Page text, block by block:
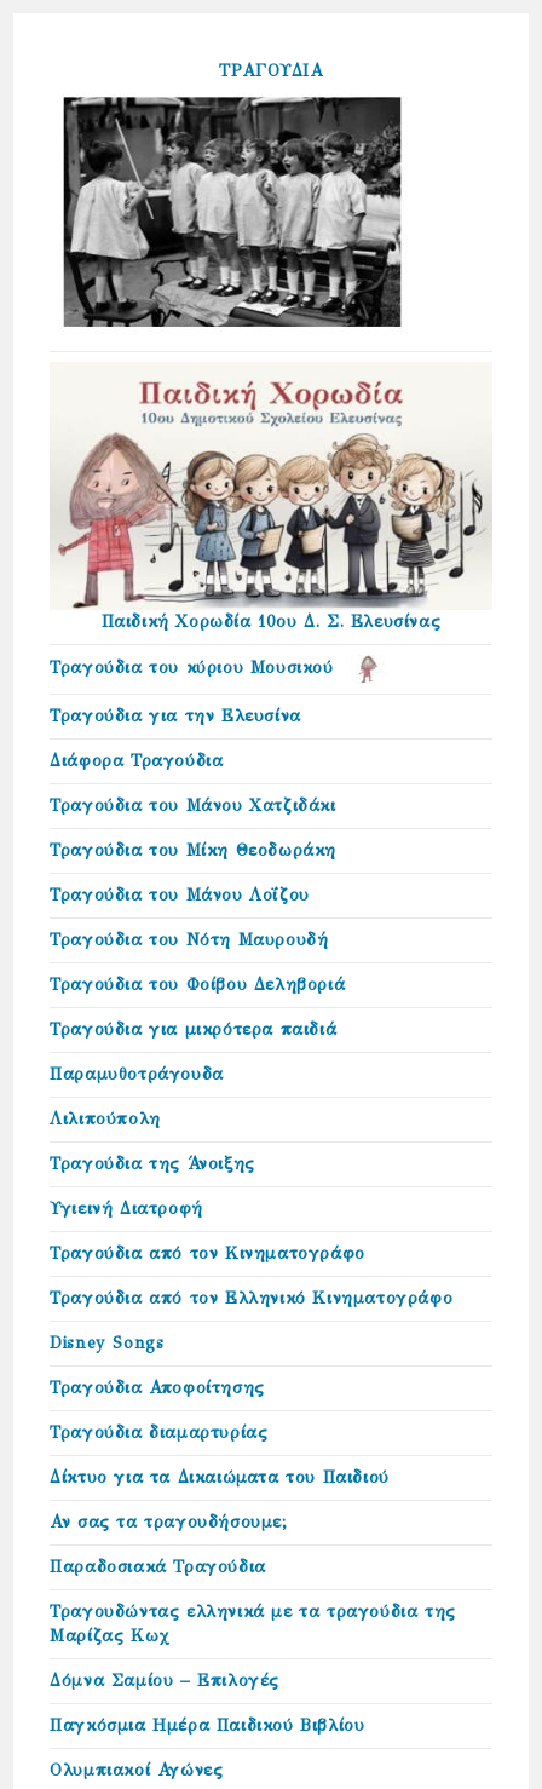
ΤΡΑΓΟΥΔΙΑ
Παιδική Χορωδία 10ου Δ. Σ. Ελευσίνας
Τραγούδια του κύριου Μουσικού
Τραγούδια για την Ελευσίνα
Διάφορα Τραγούδια
Τραγούδια του Μάνου Χατζιδάκι
Τραγούδια του Μίκη Θεοδωράκη
Τραγούδια του Μάνου Λοΐζου
Τραγούδια του Νότη Μαυρουδή
Τραγούδια του Φοίβου Δεληβοριά
Τραγούδια για μικρότερα παιδιά
Παραμυθοτράγουδα
Λιλιπούπολη
Τραγούδια της Άνοιξης
Υγιεινή Διατροφή
Τραγούδια από τον Κινηματογράφο
Τραγούδια από τον Ελληνικό Κινηματογράφο
Disney Songs
Τραγούδια Αποφοίτησης
Τραγούδια διαμαρτυρίας
Δίκτυο για τα Δικαιώµατα του Παιδιού
Αν σας τα τραγουδήσουμε;
Παραδοσιακά Τραγούδια
Τραγουδώντας ελληνικά με τα τραγούδια της
Μαρίζας Κωχ
Δόμνα Σαμίου – Επιλογές
Παγκόσμια Ημέρα Παιδικού Βιβλίου
Ολυμπιακοί Αγώνες